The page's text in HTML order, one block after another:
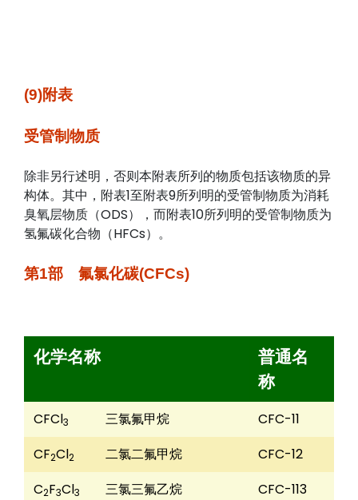
(9)附表
受管制物质
除非另行述明，否则本附表所列的物质包括该物质的异
构体。其中，附表1至附表9所列明的受管制物质为消耗
臭氧层物质（ODS），而附表10所列明的受管制物质为
氢氟碳化合物（HFCs）。
第1部 氟氯化碳(CFCs)
化学名称
普通名
称
CFCl3 三氯氟甲烷
CFC-11
CF2Cl2 二氯二氟甲烷
CFC-12
C2F3Cl3 三氯三氟乙烷
CFC-113